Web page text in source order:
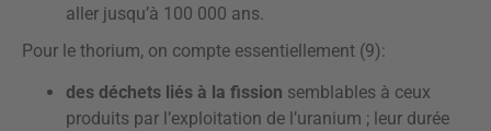
aller jusqu’à 100 000 ans.
Pour le thorium, on compte essentiellement (9):
des déchets liés à la fission semblables à ceux
produits par l’exploitation de l’uranium ; leur durée